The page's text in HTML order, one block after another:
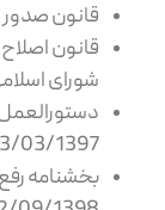
قانون صدور چک
شورای
23/03/1397- بانک
بخشنامه